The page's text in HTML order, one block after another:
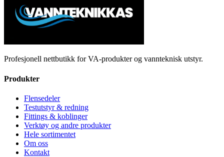
Profesjonell nettbutikk for VA-produkter og vannteknisk utstyr.
Produkter
Flensedeler
Testutstyr & redning
Fittings & koblinger
Verktøy og andre produkter
Hele sortimentet
Om oss
Kontakt